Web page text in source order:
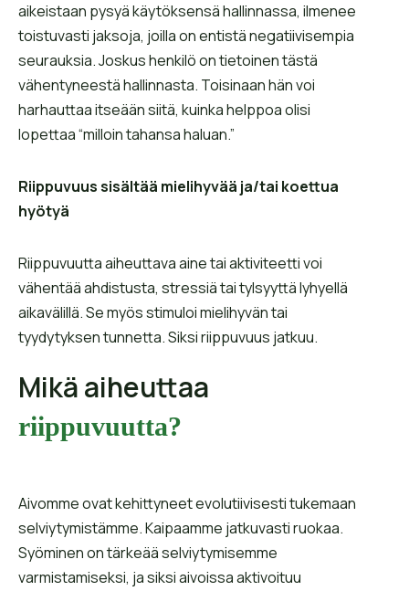
aikeistaan pysyä käytöksensä hallinnassa, ilmenee
toistuvasti jaksoja, joilla on entistä negatiivisempia
seurauksia. Joskus henkilö on tietoinen tästä
vähentyneestä hallinnasta. Toisinaan hän voi
harhauttaa itseään siitä, kuinka helppoa olisi
lopettaa “milloin tahansa haluan.”
Riippuvuus sisältää mielihyvää ja/tai koettua
hyötyä
Riippuvuutta aiheuttava aine tai aktiviteetti voi
vähentää ahdistusta, stressiä tai tylsyyttä lyhyellä
aikavälillä. Se myös stimuloi mielihyvän tai
tyydytyksen tunnetta. Siksi riippuvuus jatkuu.
Mikä aiheuttaa
riippuvuutta?
Aivomme ovat kehittyneet evolutiivisesti tukemaan
selviytymistämme. Kaipaamme jatkuvasti ruokaa.
Syöminen on tärkeää selviytymisemme
varmistamiseksi, ja siksi aivoissa aktivoituu